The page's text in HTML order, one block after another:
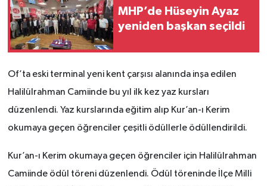
MHP’de Hüseyin Ayaz
yeniden başkan seçildi
Of’ta eski terminal yeni kent çarşısı alanında inşa edilen
Halilülrahman Camiinde bu yıl ilk kez yaz kursları
düzenlendi. Yaz kurslarında eğitim alıp Kur’an-ı Kerim
okumaya geçen öğrenciler çeşitli ödüllerle ödüllendirildi.
Kur’an-ı Kerim okumaya geçen öğrenciler için Halilülrahman
Camiinde ödül töreni düzenlendi. Ödül töreninde İlçe Milli